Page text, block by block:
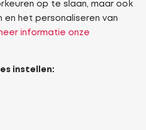
op te slaan, maar ook
en het personaliseren van
informatie onze
instellen: